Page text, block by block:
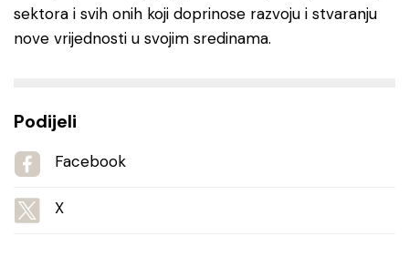
sektora i svih onih koji doprinose razvoju i stvaranju
nove vrijednosti u svojim sredinama.
Podijeli
Facebook
X